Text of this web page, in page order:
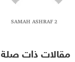
SAMAH ASHRAF 2
مقالات ذات صلة